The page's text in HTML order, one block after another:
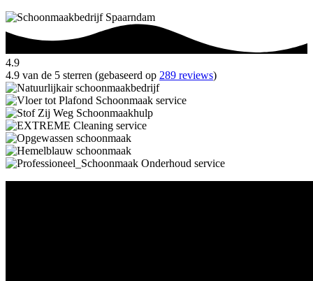
4.9
4.9 van de 5 sterren (gebaseerd op 289 reviews)